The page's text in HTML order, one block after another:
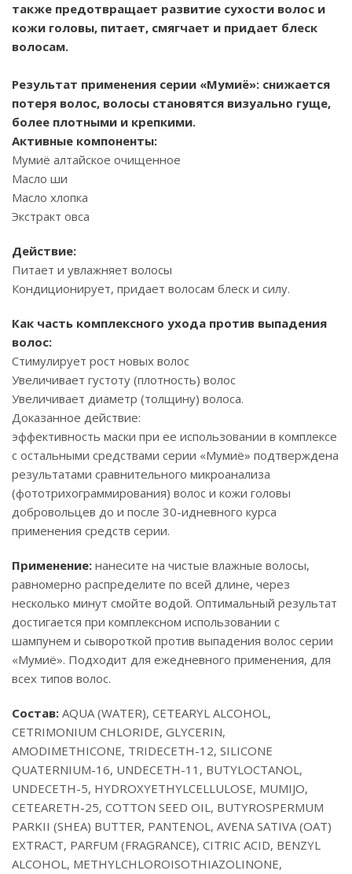
также предотвращает развитие сухости волос и
кожи головы, питает, смягчает и придает блеск
волосам.
Результат применения серии «Мумиё»: снижается
потеря волос, волосы становятся визуально гуще,
более плотными и крепкими.
Активные компоненты:
Мумиё алтайское очищенное
Масло ши
Масло хлопка
Экстракт овса
Действие:
Питает и увлажняет волосы
Кондиционирует, придает волосам блеск и силу.
Как часть комплексного ухода против выпадения
волос:
Стимулирует рост новых волос
Увеличивает густоту (плотность) волос
Увеличивает диаметр (толщину) волоса.
Доказанное действие:
эффективность маски при ее использовании в комплексе
с остальными средствами серии «Мумиё» подтверждена
результатами сравнительного микроанализа
(фототрихограммирования) волос и кожи головы
добровольцев до и после 30-идневного курса
применения средств серии.
Применение: нанесите на чистые влажные волосы,
равномерно распределите по всей длине, через
несколько минут смойте водой. Оптимальный результат
достигается при комплексном использовании с
шампунем и сывороткой против выпадения волос серии
«Мумиё». Подходит для ежедневного применения, для
всех типов волос.
Состав: AQUA (WATER), CETEARYL ALCOHOL,
CETRIMONIUM CHLORIDE, GLYCERIN,
AMODIMETHICONE, TRIDECETH-12, SILICONE
QUATERNIUM-16, UNDECETH-11, BUTYLOCTANOL,
UNDECETH-5, HYDROXYETHYLCELLULOSE, MUMIJO,
CETEARETH-25, COTTON SEED OIL, BUTYROSPERMUM
PARKII (SHEA) BUTTER, PANTENOL, AVENA SATIVA (OAT)
EXTRACT, PARFUM (FRAGRANCE), CITRIC ACID, BENZYL
ALCOHOL, METHYLCHLOROISOTHIAZOLINONE,